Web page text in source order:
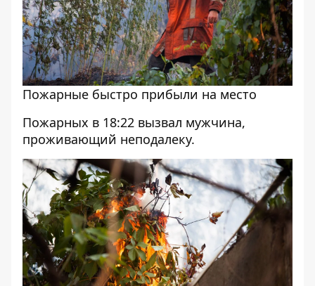
Пожарные быстро прибыли на место
Пожарных в 18:22 вызвал мужчина,
проживающий неподалеку.